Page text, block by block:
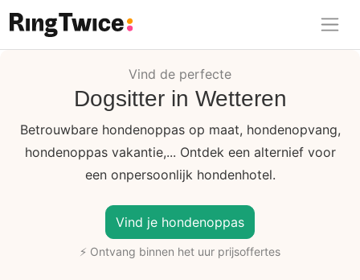
Ring Twice
Vind de perfecte
Dogsitter in Wetteren
Betrouwbare hondenoppas op maat, hondenopvang,
hondenoppas vakantie,... Ontdek een alternief voor
een onpersoonlijk hondenhotel.
Vind je hondenoppas
⚡ Ontvang binnen het uur prijsoffertes